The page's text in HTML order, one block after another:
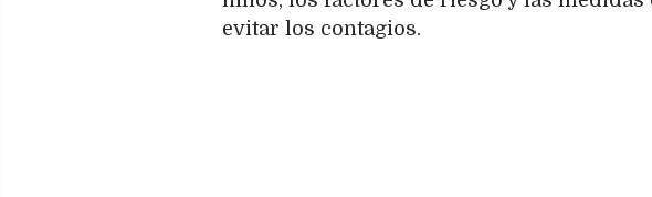
evitar los contagios.